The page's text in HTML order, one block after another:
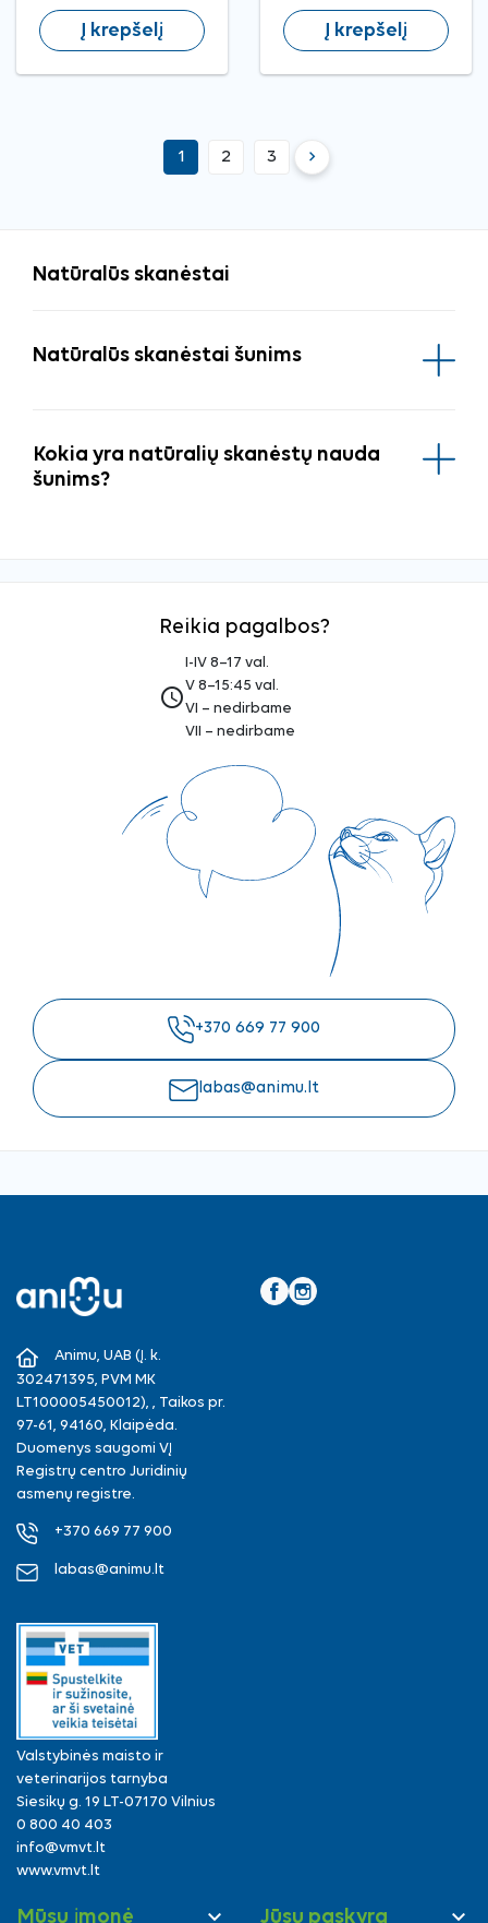
Į krepšelį Į krepšelį
1 2 3 keyboard_arrow_rightTęsti
Natūralūs skanėstai
Natūralūs skanėstai šunims
Kokia yra natūralių skanėstų nauda
šunims?
Reikia pagalbos?
access_time
I-IV 8–17 val.
V 8–15:45 val.
VI – nedirbame
VII – nedirbame
+370 669 77 900
labas@animu.lt
Animu, UAB (Į. k.
302471395, PVM MK
LT100005450012), , Taikos pr.
97-61, 94160, Klaipėda.
Duomenys saugomi VĮ
Registrų centro Juridinių
asmenų registre.
+370 669 77 900
labas@animu.lt
Valstybinės maisto ir
veterinarijos tarnyba
Siesikų g. 19 LT-07170 Vilnius
0 800 40 403
info@vmvt.lt
www.vmvt.lt
Mūsų įmonė  Jūsų paskyra 